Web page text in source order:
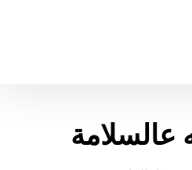
عالسلامة